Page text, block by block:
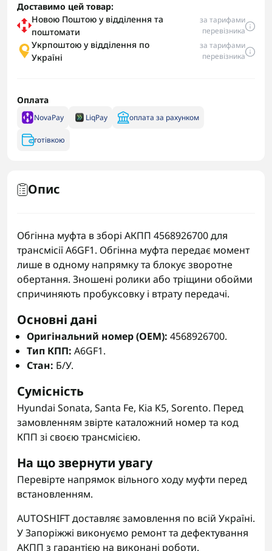
Доставимо цей товар:
Новою Поштою у відділення та
поштомати
за тарифами
перевізника
Укрпоштою у відділення по
Україні
за тарифами
перевізника
Оплата
NovaPay LiqPay оплата за рахунком
готівкою
Опис
Обгінна муфта в зборі АКПП 4568926700 для
трансмісії A6GF1. Обгінна муфта передає момент
лише в одному напрямку та блокує зворотне
обертання. Зношені ролики або тріщини обойми
спричиняють пробуксовку і втрату передачі.
Основні дані
Оригінальний номер (OEM): 4568926700.
Тип КПП: A6GF1.
Стан: Б/У.
Сумісність
Hyundai Sonata, Santa Fe, Kia K5, Sorento. Перед
замовленням звірте каталожний номер та код
КПП зі своєю трансмісією.
На що звернути увагу
Перевірте напрямок вільного ходу муфти перед
встановленням.
AUTOSHIFT доставляє замовлення по всій Україні.
У Запоріжжі виконуємо ремонт та дефектування
АКПП з гарантією на виконані роботи.